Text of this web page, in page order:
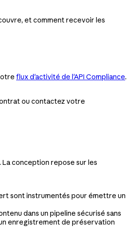
et comment recevoir les
flux d'activité de l'API Compliance.
ou contactez votre
conception repose sur les
sont instrumentés pour émettre un
dans un pipeline sécurisé sans
enregistrement de préservation